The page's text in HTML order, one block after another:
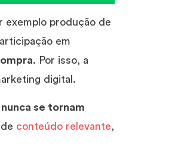
exemplo produção de
em
. Por isso, a
digital.
se tornam
conteúdo relevante,